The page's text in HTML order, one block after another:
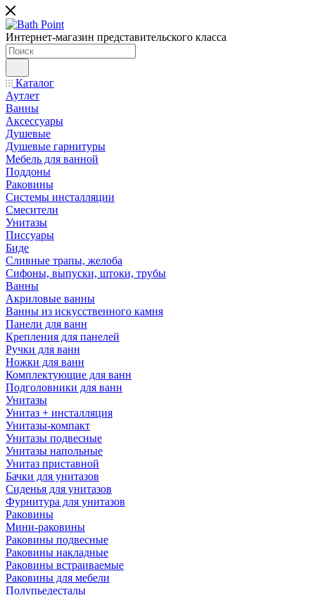
Интернет-магазин представительского класса
Каталог
Аутлет
Ванны
Аксессуары
Душевые
Душевые гарнитуры
Мебель для ванной
Поддоны
Раковины
Системы инсталляции
Смесители
Унитазы
Писсуары
Биде
Сливные трапы, желоба
Сифоны, выпуски, штоки, трубы
Ванны
Акриловые ванны
Ванны из искусственного камня
Панели для ванн
Крепления для панелей
Ручки для ванн
Ножки для ванн
Комплектующие для ванн
Подголовники для ванн
Унитазы
Унитаз + инсталляция
Унитазы-компакт
Унитазы подвесные
Унитазы напольные
Унитаз приставной
Бачки для унитазов
Сиденья для унитазов
Фурнитура для унитазов
Раковины
Мини-раковины
Раковины подвесные
Раковины накладные
Раковины встраиваемые
Раковины для мебели
Полупьедесталы